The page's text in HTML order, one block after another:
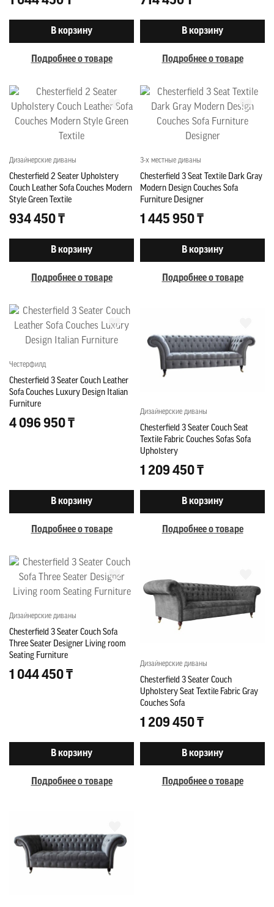
В корзину
Подробнее о товаре
В корзину
Подробнее о товаре
Дизайнерские диваны
Chesterfield 2 Seater Upholstery
Couch Leather Sofa Couches Modern
Style Green Textile
934 450 ₸
В корзину
Подробнее о товаре
3-х местные диваны
Chesterfield 3 Seat Textile Dark Gray
Modern Design Couches Sofa
Furniture Designer
1 445 950 ₸
В корзину
Подробнее о товаре
Честерфилд
Chesterfield 3 Seater Couch Leather
Sofa Couches Luxury Design Italian
Furniture
4 096 950 ₸
В корзину
Подробнее о товаре
Дизайнерские диваны
Chesterfield 3 Seater Couch Seat
Textile Fabric Couches Sofas Sofa
Upholstery
1 209 450 ₸
В корзину
Подробнее о товаре
Дизайнерские диваны
Chesterfield 3 Seater Couch Sofa
Three Seater Designer Living room
Seating Furniture
1 044 450 ₸
В корзину
Подробнее о товаре
Дизайнерские диваны
Chesterfield 3 Seater Couch
Upholstery Seat Textile Fabric Gray
Couches Sofa
1 209 450 ₸
В корзину
Подробнее о товаре